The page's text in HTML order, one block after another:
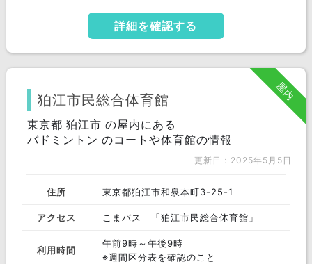
詳細を確認する
屋内
狛江市民総合体育館
東京都 狛江市 の屋内にある
バドミントン のコートや体育館の情報
更新日：2025年5月5日
住所 東京都狛江市和泉本町3-25-1
アクセス こまバス 「狛江市民総合体育館」
利用時間
午前9時～午後9時
※週間区分表を確認のこと